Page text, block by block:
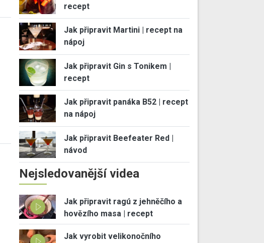
recept
Jak připravit Martini | recept na
nápoj
Jak připravit Gin s Tonikem |
recept
Jak připravit panáka B52 | recept
na nápoj
Jak připravit Beefeater Red |
návod
Nejsledovanější videa
Jak připravit ragú z jehněčího a
hovězího masa | recept
Jak vyrobit velikonočního